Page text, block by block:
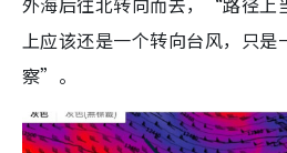
上应该还是一个转向台风，只是
察”。